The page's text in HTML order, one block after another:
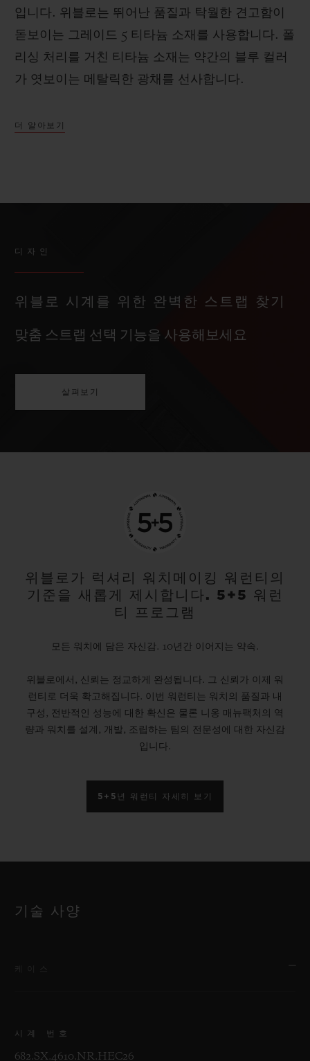
입니다. 위블로는 뛰어난 품질과 탁월한 견고함이
돋보이는 그레이드 5 티타늄 소재를 사용합니다. 폴
리싱 처리를 거친 티타늄 소재는 약간의 블루 컬러
가 엿보이는 메탈릭한 광채를 선사합니다.
더 알아보기
디자인
위블로 시계를 위한 완벽한 스트랩 찾기
맞춤 스트랩 선택 기능을 사용해보세요
살펴보기
위블로가 럭셔리 워치메이킹 워런티의
기준을 새롭게 제시합니다. 5+5 워런
티 프로그램
모든 워치에 담은 자신감. 10년간 이어지는 약속.
위블로에서, 신뢰는 정교하게 완성됩니다. 그 신뢰가 이제 워
런티로 더욱 확고해집니다. 이번 워런티는 워치의 품질과 내
구성, 전반적인 성능에 대한 확신은 물론 니옹 매뉴팩처의 역
량과 워치를 설계, 개발, 조립하는 팀의 전문성에 대한 자신감
입니다.
5+5년 워런티 자세히 보기
기술 사양
시계 번호
682.SX.4610.NR.HEC26